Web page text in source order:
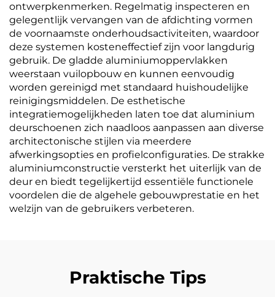
ontwerpkenmerken. Regelmatig inspecteren en
gelegentlijk vervangen van de afdichting vormen
de voornaamste onderhoudsactiviteiten, waardoor
deze systemen kosteneffectief zijn voor langdurig
gebruik. De gladde aluminiumoppervlakken
weerstaan vuilopbouw en kunnen eenvoudig
worden gereinigd met standaard huishoudelijke
reinigingsmiddelen. De esthetische
integratiemogelijkheden laten toe dat aluminium
deurschoenen zich naadloos aanpassen aan diverse
architectonische stijlen via meerdere
afwerkingsopties en profielconfiguraties. De strakke
aluminiumconstructie versterkt het uiterlijk van de
deur en biedt tegelijkertijd essentiële functionele
voordelen die de algehele gebouwprestatie en het
welzijn van de gebruikers verbeteren.
Praktische Tips